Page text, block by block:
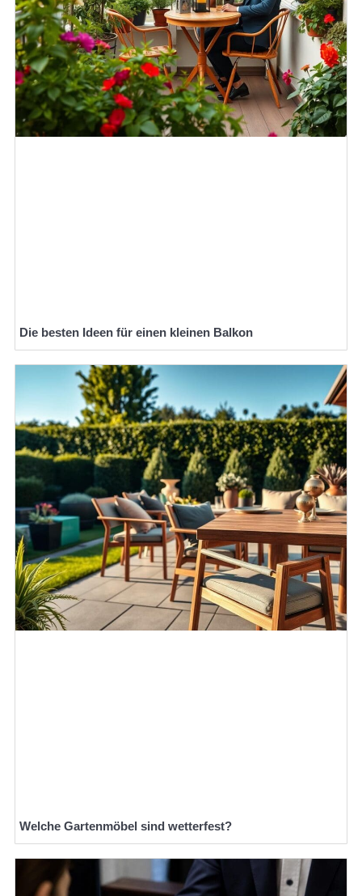
Die besten Ideen für einen kleinen Balkon
Welche Gartenmöbel sind wetterfest?